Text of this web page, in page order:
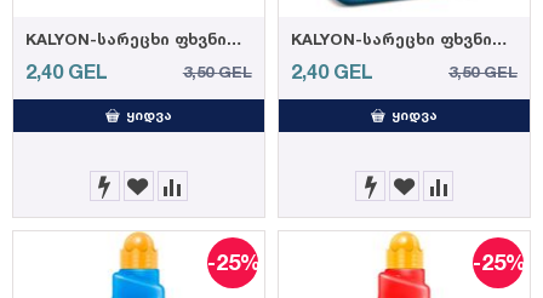
KALYON-სარეცხი ფხვნილი LOVELY RED 750 გრ. (20)
2,40 GEL 3,50 GEL
ᲧᲘᲓᲕᲐ
KALYON-სარეცხი ფხვნილი მთის ნიავი 750 გრ. (20)
2,40 GEL 3,50 GEL
ᲧᲘᲓᲕᲐ
-25% -25%